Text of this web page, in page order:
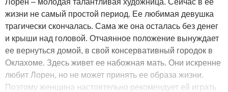
Лорен – молодая талантливая художница. Сейчас в ее
жизни не самый простой период. Ее любимая девушка
трагически скончалась. Сама же она осталась без денег
и крыши над головой. Отчаянное положение вынуждает
ее вернуться домой, в свой консервативный городок в
Оклахоме. Здесь живет ее набожная мать. Они искренне
любит Лорен, но не может принять ее образа жизни.
Поэтому женщина настоятельно рекомендует ей играть